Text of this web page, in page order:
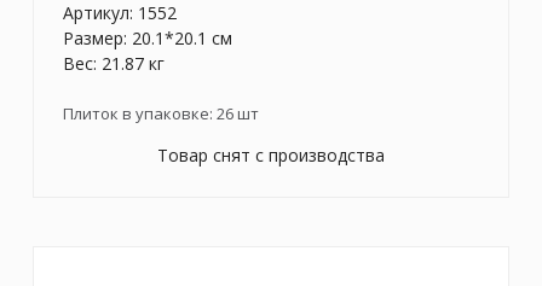
Артикул: 1552
Размер: 20.1*20.1 см
Вес: 21.87 кг
Плиток в упаковке: 26шт
Товар снят с производства